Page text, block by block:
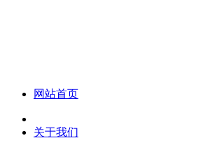
网站首页
关于我们